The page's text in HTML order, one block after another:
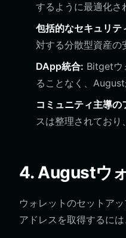
するように最適化さ
包括的なセキュリテ
対する分散型資産の
DApp統合: Bitgetウ
ることなく、
コミュニティ主導の
スは整理されており
4. Augustウ
ウォレットのセットア
アドレスを取得するに